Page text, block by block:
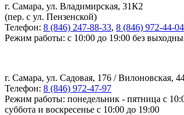
г. Самара, ул. Владимирская, 31К2
(пер. с ул. Пензенской)
Телефон: 8 (846) 247-88-33, 8 (846) 972-44-04
Режим работы: с 10:00 до 19:00 без
г. Самара, ул. Садовая, 176 / Вилоновская,
Телефон: 8 (846) 972-47-97
Режим работы: понедельник - пятница с
суббота и воскресенье с 10:00 до 19:00